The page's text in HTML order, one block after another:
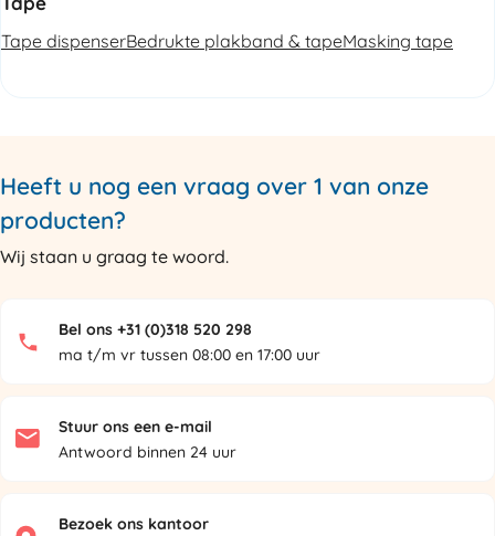
Tape dispenserBedrukte plakband & tapeMasking tape
Heeft u nog een vraag over 1 van onze
producten?
Wij staan u graag te woord.
Bel ons +31 (0)318 520 298
ma t/m vr tussen 08:00 en 17:00 uur
Stuur ons een e-mail
Antwoord binnen 24 uur
Bezoek ons kantoor